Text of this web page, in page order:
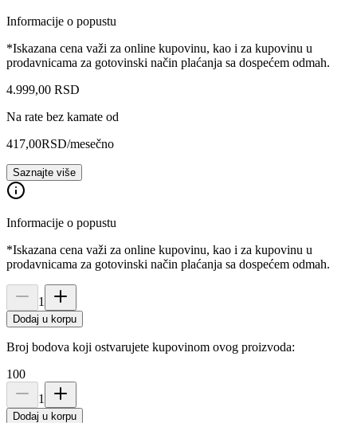
Informacije o popustu
*Iskazana cena važi za online kupovinu, kao i za kupovinu u
prodavnicama za gotovinski način plaćanja sa dospećem odmah.
4.999,00 RSD
Na rate bez kamate od
417,00RSD/mesečno
Saznajte više
Informacije o popustu
*Iskazana cena važi za online kupovinu, kao i za kupovinu u
prodavnicama za gotovinski način plaćanja sa dospećem odmah.
1
Dodaj u korpu
Broj bodova koji ostvarujete kupovinom ovog proizvoda:
100
1
Dodaj u korpu